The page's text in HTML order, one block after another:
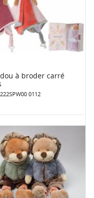
à broder carré
0112